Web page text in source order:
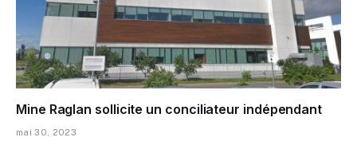
Mine Raglan sollicite un conciliateur indépendant
mai 30, 2023